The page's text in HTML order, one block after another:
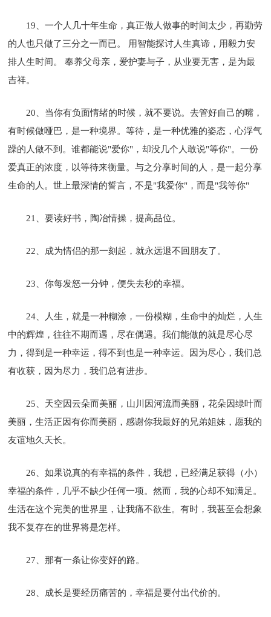
19、一个人几十年生命，真正做人做事的时间太少，再勤劳
的人也只做了三分之一而已。 用智能探讨人生真谛，用毅力安
排人生时间。 奉养父母亲，爱护妻与子，从业要无害，是为最
吉祥。
20、当你有负面情绪的时候，就不要说。去管好自己的嘴，
有时候做哑巴，是一种境界。等待，是一种优雅的姿态，心浮气
躁的人做不到。谁都能说"爱你"，却没几个人敢说"等你"。一份
爱真正的浓度，以等待来衡量。与之分享时间的人，是一起分享
生命的人。世上最深情的誓言，不是"我爱你"，而是"我等你"
21、要读好书，陶冶情操，提高品位。
22、成为情侣的那一刻起，就永远退不回朋友了。
23、你每发怒一分钟，便失去秒的幸福。
24、人生，就是一种糊涂，一份模糊，生命中的灿烂，人生
中的辉煌，往往不期而遇，尽在偶遇。我们能做的就是尽心尽
力，得到是一种幸运，得不到也是一种幸运。因为尽心，我们总
有收获，因为尽力，我们总有进步。
25、天空因云朵而美丽，山川因河流而美丽，花朵因绿叶而
美丽，生活正因有你而美丽，感谢你我最好的兄弟姐妹，愿我的
友谊地久天长。
26、如果说真的有幸福的条件，我想，已经满足获得（小）
幸福的条件，几乎不缺少任何一项。然而，我的心却不知满足。
生活在这个完美的世界里，让我痛不欲生。有时，我甚至会想象
我不复存在的世界将是怎样。
27、那有一条让你变好的路。
28、成长是要经历痛苦的，幸福是要付出代价的。